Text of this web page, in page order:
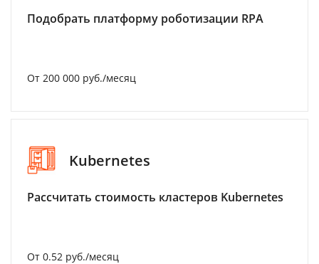
Подобрать платформу роботизации RPA
От 200 000 руб./месяц
Kubernetes
Рассчитать стоимость кластеров Kubernetes
От 0.52 руб./месяц